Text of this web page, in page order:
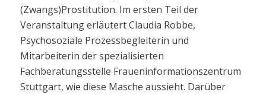
(Zwangs)Prostitution. Im ersten Teil der
Veranstaltung erläutert Claudia Robbe,
Psychosoziale Prozessbegleiterin und
Mitarbeiterin der spezialisierten
Fachberatungsstelle Fraueninformationszentrum
Stuttgart, wie diese Masche aussieht. Darüber